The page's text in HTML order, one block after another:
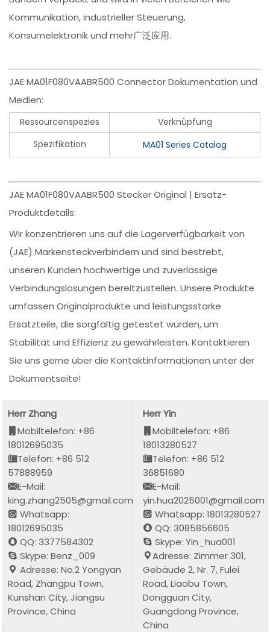
Kommunikation, industrieller Steuerung,
Konsumelektronik und mehr广泛应用.
JAE MA01F080VAABR500 Connector Dokumentation und
Medien:
Ressourcenspezies
Verknüpfung
Spezifikation
MA01 Series Catalog
JAE MA01F080VAABR500 Stecker Original | Ersatz-
Produktdetails:
Wir konzentrieren uns auf die Lagerverfügbarkeit von
(JAE) Markensteckverbindern und sind bestrebt,
unseren Kunden hochwertige und zuverlässige
Verbindungslösungen bereitzustellen. Unsere Produkte
umfassen Originalprodukte und leistungsstarke
Ersatzteile, die sorgfältig getestet wurden, um
Stabilität und Effizienz zu gewährleisten. Kontaktieren
Sie uns gerne über die Kontaktinformationen unter der
Dokumentseite!
Herr Zhang
Mobiltelefon: +86
18012695035
Telefon: +86 512
57888959
E-Mail:
king.zhang2505@gmail.com
Whatsapp:
18012695035
QQ: 3377584302
Skype: Benz_009
Adresse: No.2 Yongyan
Road, Zhangpu Town,
Kunshan City, Jiangsu
Province, China
Herr Yin
Mobiltelefon: +86
18013280527
Telefon: +86 512
36851680
E-Mail:
yin.hua2025001@gmail.com
Whatsapp: 18013280527
QQ: 3085856605
Skype: Yin_hua001
Adresse: Zimmer 301,
Gebäude 2, Nr. 7, Fulei
Road, Liaobu Town,
Dongguan City,
Guangdong Province,
China